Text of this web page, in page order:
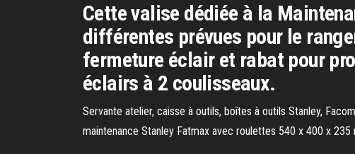
Cette valise dédiée à la
différentes prévues pour le
fermeture éclair et rabat pour
éclairs à 2 coulisseaux.
Servante atelier, caisse à outils, boîtes à outils Stanley,
maintenance Stanley Fatmax avec roulettes 540 x 400 x 235